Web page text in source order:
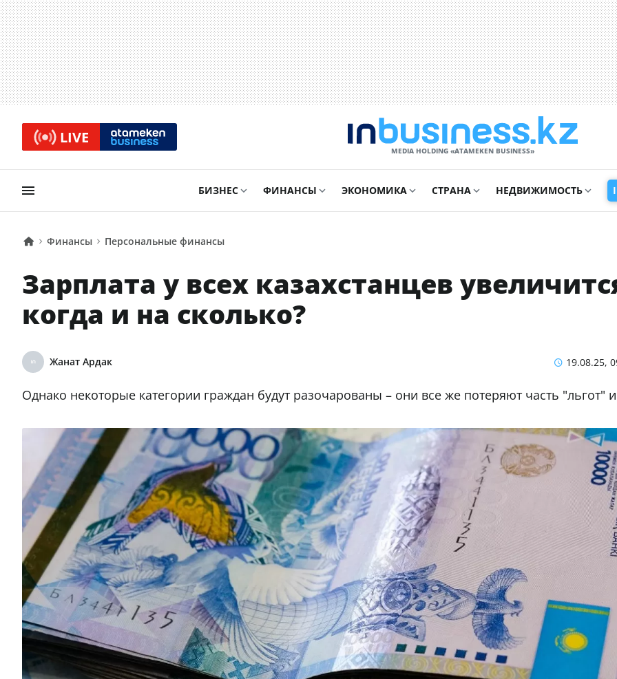
LIVE
MEDIA HOLDING «ATAMEKЕN BUSINESS»
БИЗНЕС ФИНАНСЫ ЭКОНОМИКА СТРАНА НЕДВИЖИМОСТЬ
Финансы Персональные финансы
Зарплата у всех казахстанцев
когда и на сколько?
Жанат Ардак 19.08.25,
Однако некоторые категории граждан будут разочарованы – они все же потеряют часть "льгот"